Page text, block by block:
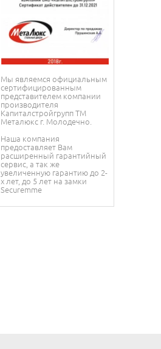
Мы являемся официальным
сертифицированным
представителем компании
производителя
Капиталстройгрупп ТМ
Металюкс г. Молодечно.
Наша компания
предоставляет Вам
расширенный гарантийный
сервис, а так же
увеличенную гарантию до 2-
х лет, до 5 лет на замки
Securemme